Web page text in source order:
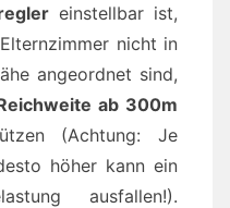
einstellbar ist,
nicht in
angeordnet sind,
ab 300m
(Achtung: Je
höher kann ein
ausfallen!).